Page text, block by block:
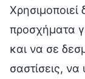
Χρησιμοποιεί
προσχήματα
και να σε
σαστίσεις,